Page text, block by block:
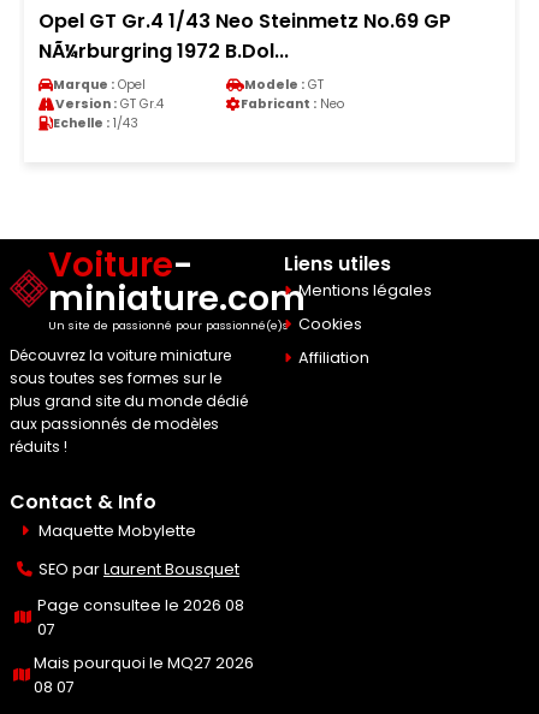
Opel GT Gr.4 1/43 Neo Steinmetz No.69 GP
NÃ¼rburgring 1972 B.Dol...
Marque : Opel Modele : GT
Version : GT Gr.4 Fabricant : Neo
Echelle : 1/43
Voiture-
miniature.com
Un site de passionné pour passionné(e)s
Découvrez la voiture miniature
sous toutes ses formes sur le
plus grand site du monde dédié
aux passionnés de modèles
réduits !
Liens utiles
Mentions légales
Cookies
Affiliation
Contact & Info
Maquette Mobylette
SEO parLaurent Bousquet
Page consultee le 2026 08
07
Mais pourquoi le MQ27 2026
08 07